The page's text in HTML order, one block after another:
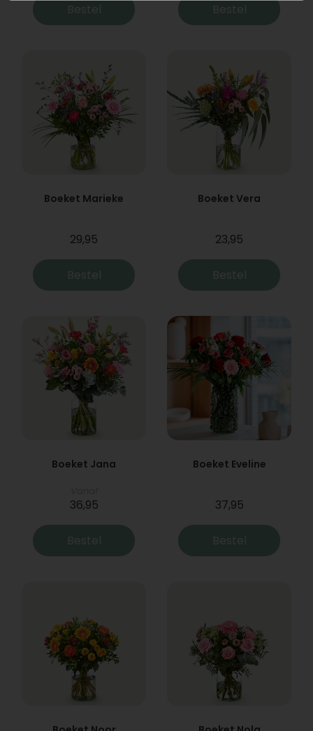
Bestel Bestel
Boeket Marieke
29,95
Bestel
Boeket Vera
23,95
Bestel
Boeket Jana
36,95
Bestel
Boeket Eveline
37,95
Bestel